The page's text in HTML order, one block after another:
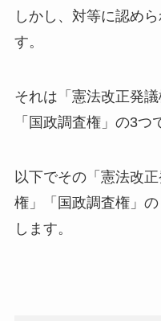
しかし、対等に認め
す。
それは「憲法改正発
「国政調査権」の3つ
以下でその「憲法改
権」「国政調査権」
します。